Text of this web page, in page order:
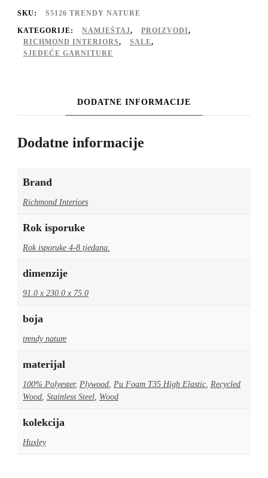
SKU: S5126 TRENDY NATURE
KATEGORIJE: NAMJEŠTAJ, PROIZVODI,
RICHMOND INTERIORS, SALE,
SJEDEĆE GARNITURE
DODATNE INFORMACIJE
Dodatne informacije
Brand
Richmond Interiors
Rok isporuke
Rok isporuke 4-8 tjedana.
dimenzije
91.0 x 230.0 x 75.0
boja
trendy nature
materijal
100% Polyester, Plywood Pu Foam T35 High Elastic Recycled
Wood Stainless Steel Wood
kolekcija
Huxley